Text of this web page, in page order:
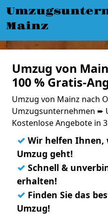
Mainz
Umzug von
100 % Gratis-
Umzug von Mainz nach
Umzugsunternehmen ➨
Kostenlose Angebote in
✓ Wir helfen Ihnen,
Umzug geht!
✓ Schnell &
erhalten!
✓ Finden Sie das
Umzug!